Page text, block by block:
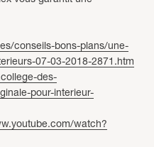
conseils-bons-plans/une-
07-03-2018-2871.htm
des-
pour-interieur-
watch?